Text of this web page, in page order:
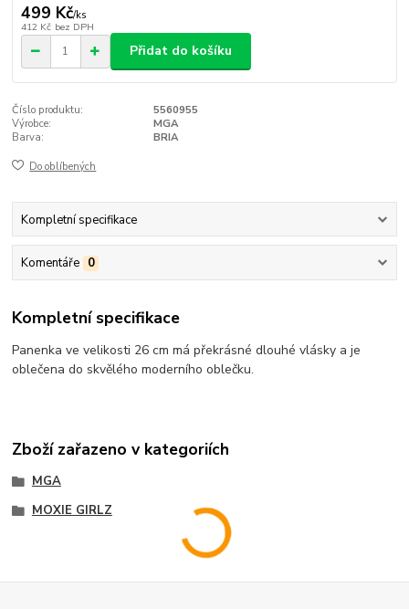
499 Kč/ks
412 Kč bez DPH
Přidat do košíku
Číslo produktu:
5560955
Výrobce:
MGA
Barva:
BRIA
Do oblíbených
Kompletní specifikace
Komentáře 0
Kompletní specifikace
Panenka ve velikosti 26 cm má překrásné dlouhé vlásky a je
oblečena do skvělého moderního oblečku.
Zboží zařazeno v kategoriích
MGA
MOXIE GIRLZ